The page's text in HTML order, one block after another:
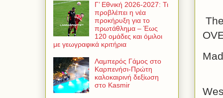
Γ’ Εθνική 2026-2027: Τι
προβλέπει η νέα
προκήρυξη για το
πρωτάθλημα – Έως
120 ομάδες και όμιλοι
με γεωγραφικά κριτήρια
Λαμπερός Γάμος στο
Καρπενήσι-Πρώτη
καλοκαιρινή δεξίωση
στο Kasmir